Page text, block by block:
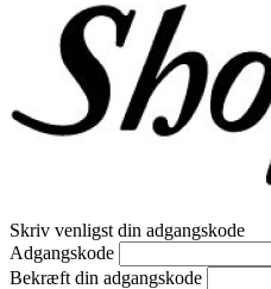
Skriv venligst din adgangskode
Adgangskode
Bekræft din adgangskode